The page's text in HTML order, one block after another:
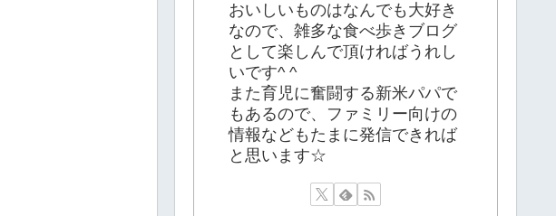
おいしいものはなんでも大好き
なので、雑多な食べ歩きブログ
として楽しんで頂ければうれし
いです^ ^
また育児に奮闘する新米パパで
もあるので、ファミリー向けの
情報などもたまに発信できれば
と思います☆